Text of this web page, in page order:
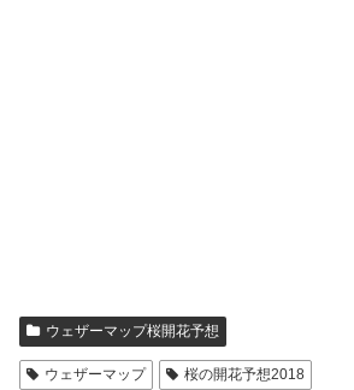
ウェザーマップ桜開花予想
ウェザーマップ
桜の開花予想2018